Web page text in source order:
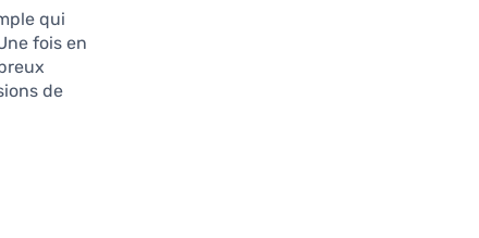
qui
fois en
de